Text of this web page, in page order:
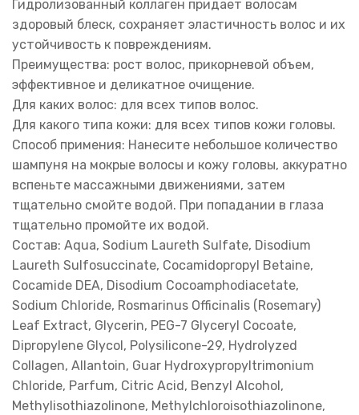
Гидролизованный коллаген придает волосам
здоровый блеск, сохраняет эластичность волос и их
устойчивость к повреждениям.
Преимущества: рост волос, прикорневой объем,
эффективное и деликатное очищение.
Для каких волос: для всех типов волос.
Для какого типа кожи: для всех типов кожи головы.
Способ примения: Нанесите небольшое количество
шампуня на мокрые волосы и кожу головы, аккуратно
вспеньте массажными движениями, затем
тщательно смойте водой. При попадании в глаза
тщательно промойте их водой.
Состав: Aqua, Sodium Laureth Sulfate, Disodium
Laureth Sulfosuccinate, Cocamidopropyl Betaine,
Cocamide DEA, Disodium Cocoamphodiacetate,
Sodium Chloride, Rosmarinus Officinalis (Rosemary)
Leaf Extract, Glycerin, PEG-7 Glyceryl Cocoate,
Dipropylene Glycol, Polysilicone-29, Hydrolyzed
Collagen, Allantoin, Guar Hydroxypropyltrimonium
Chloride, Parfum, Citric Acid, Benzyl Alcohol,
Methylisothiazolinone, Methylchloroisothiazolinone,